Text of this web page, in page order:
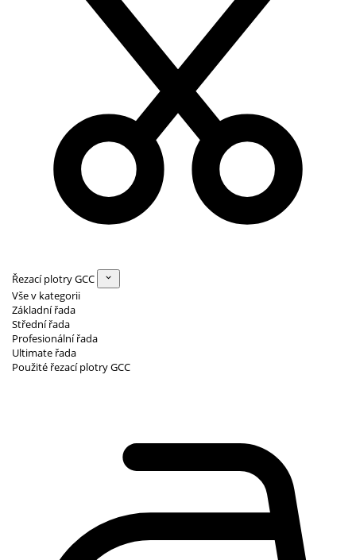
Řezací plotry GCC
Vše v kategorii
Základní řada
Střední řada
Profesionální řada
Ultimate řada
Použité řezací plotry GCC